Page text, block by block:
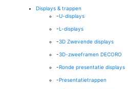
Displays & trappen
-U-displays
-L-displays
-3D Zwevende displays
-3D-zweeframen DECORO
-Ronde presentatie displays
-Presentatietrappen